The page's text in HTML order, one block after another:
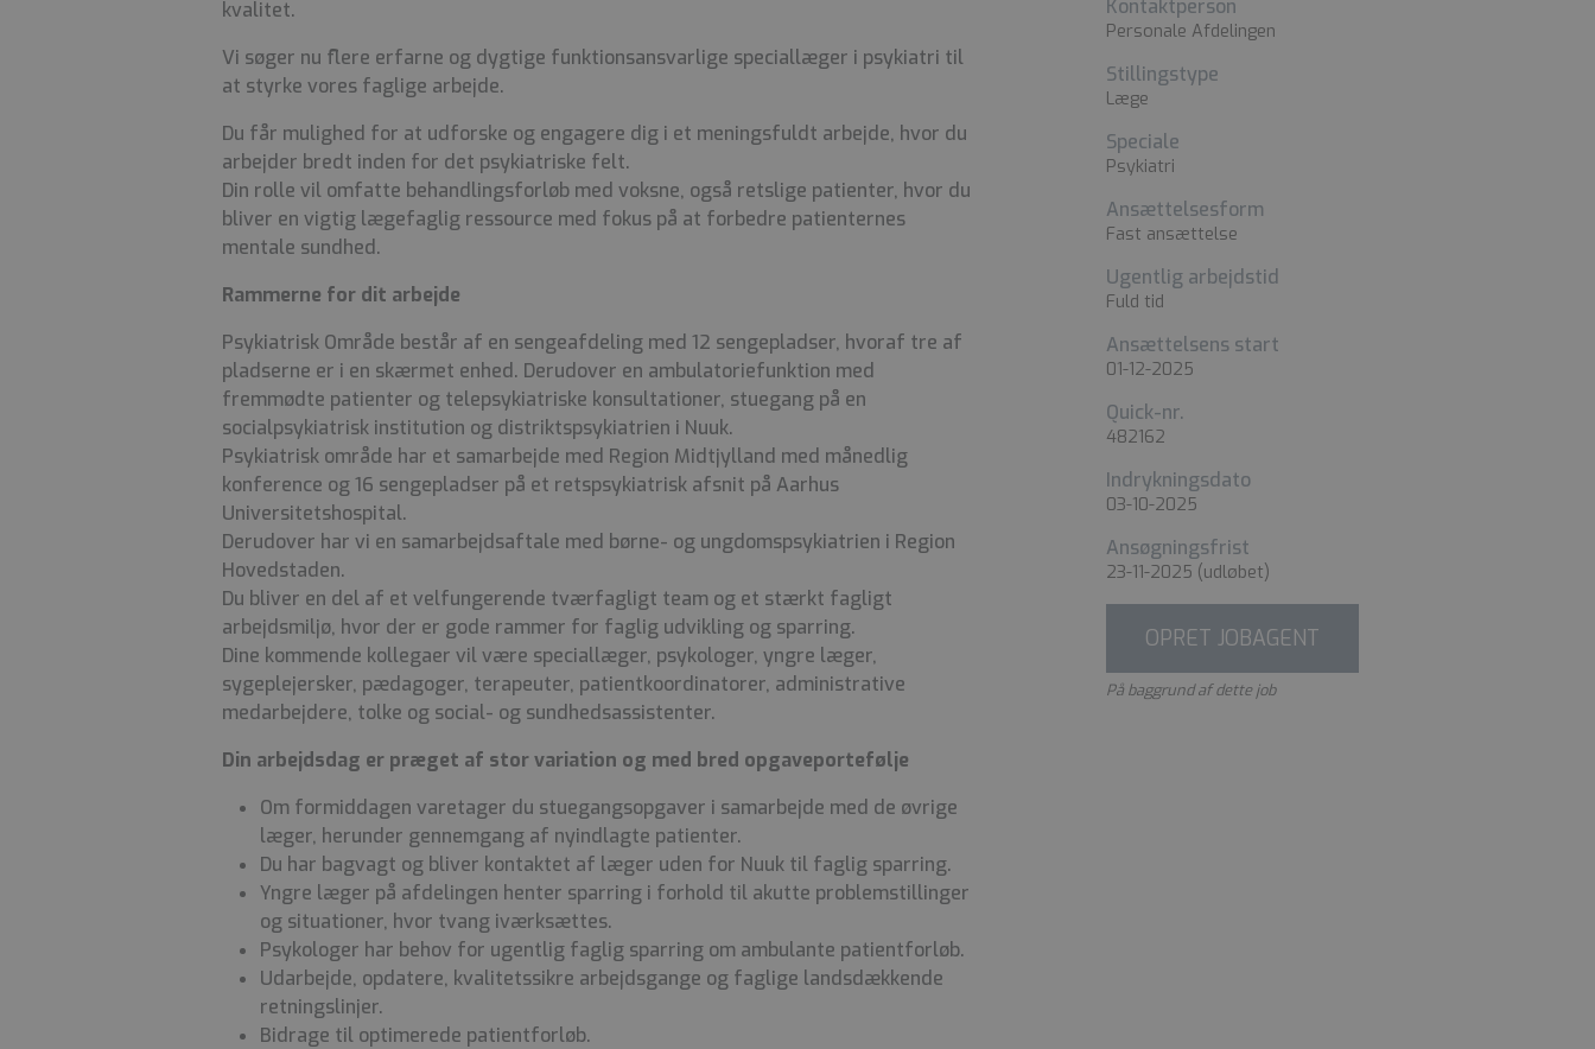
kvalitet.
Vi søger nu flere erfarne og dygtige funktionsansvarlige speciallæger i psykiatri til
at styrke vores faglige arbejde.
Du får mulighed for at udforske og engagere dig i et meningsfuldt arbejde, hvor du
arbejder bredt inden for det psykiatriske felt.
Din rolle vil omfatte behandlingsforløb med voksne, også retslige patienter, hvor du
bliver en vigtig lægefaglig ressource med fokus på at forbedre patienternes
mentale sundhed.
Rammerne for dit arbejde
Psykiatrisk Område består af en sengeafdeling med 12 sengepladser, hvoraf tre af
pladserne er i en skærmet enhed. Derudover en ambulatoriefunktion med
fremmødte patienter og telepsykiatriske konsultationer, stuegang på en
socialpsykiatrisk institution og distriktspsykiatrien i Nuuk.
Psykiatrisk område har et samarbejde med Region Midtjylland med månedlig
konference og 16 sengepladser på et retspsykiatrisk afsnit på Aarhus
Universitetshospital.
Derudover har vi en samarbejdsaftale med børne- og ungdomspsykiatrien i Region
Hovedstaden.
Du bliver en del af et velfungerende tværfagligt team og et stærkt fagligt
arbejdsmiljø, hvor der er gode rammer for faglig udvikling og sparring.
Dine kommende kollegaer vil være speciallæger, psykologer, yngre læger,
sygeplejersker, pædagoger, terapeuter, patientkoordinatorer, administrative
medarbejdere, tolke og social- og sundhedsassistenter.
Din arbejdsdag er præget af stor variation og med bred opgaveportefølje
Om formiddagen varetager du stuegangsopgaver i samarbejde med de øvrige
læger, herunder gennemgang af nyindlagte patienter.
Du har bagvagt og bliver kontaktet af læger uden for Nuuk til faglig sparring.
Yngre læger på afdelingen henter sparring i forhold til akutte problemstillinger
og situationer, hvor tvang iværksættes.
Psykologer har behov for ugentlig faglig sparring om ambulante patientforløb.
Udarbejde, opdatere, kvalitetssikre arbejdsgange og faglige landsdækkende
retningslinjer.
Bidrage til optimerede patientforløb.
Kontaktperson
Personale Afdelingen
Stillingstype
Læge
Speciale
Psykiatri
Ansættelsesform
Fast ansættelse
Ugentlig arbejdstid
Fuld tid
Ansættelsens start
01-12-2025
Quick-nr.
482162
Indrykningsdato
03-10-2025
Ansøgningsfrist
23-11-2025 (udløbet)
OPRET JOBAGENT
På baggrund af dette job